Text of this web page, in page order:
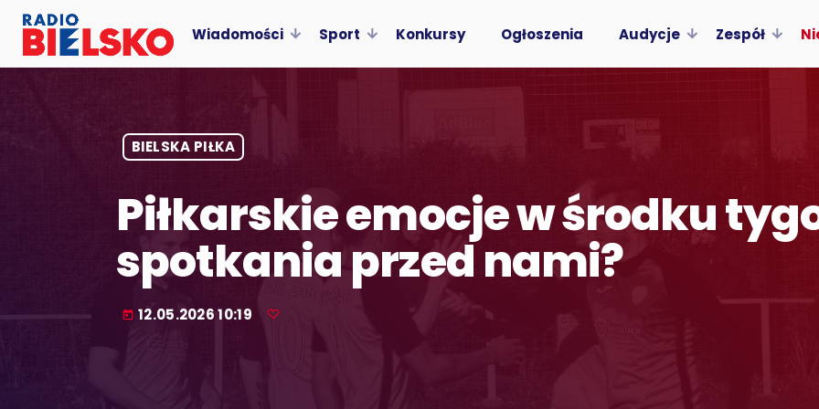
Wiadomości Sport Konkursy Ogłoszenia Audycje Zespół
BIELSKA PIŁKA
Piłkarskie emocje w środku
spotkania przed nami?
today 12.05.2026 10:19